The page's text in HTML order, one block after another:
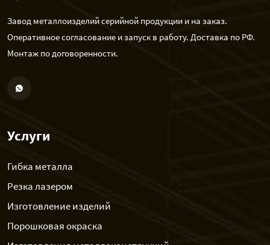
Завод металлоизделий серийной продукции и на заказ.
Оперативное согласование и запуск в работу. Доставка по РФ.
Монтаж по договоренности.
Услуги
Гибка металла
Резка лазером
Изготовление изделий
Порошковая окраска